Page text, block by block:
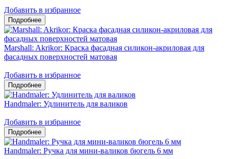
Добавить в избранное
Marshall: Akrikor: Краска фасадная силикон-акриловая для
фасадных поверхностей матовая
Добавить в избранное
Handmaler: Удлинитель для валиков
Добавить в избранное
Handmaler: Ручка для мини-валиков бюгель 6 мм